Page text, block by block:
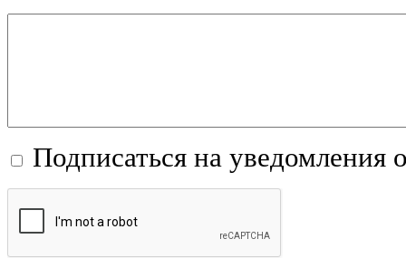
Подписаться на уведомления